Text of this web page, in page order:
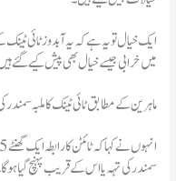
ایک خیال تو یہ ہے کہ یہ آبدوز ٹائی ٹینک
میں خرابی جیسے خیال بھی پیش کیے گئے
ماہرین کے مطابق ٹائی ٹینک کا ملبہ
سمندر کی تہہ یا اس کے قریب پہنچ گیا